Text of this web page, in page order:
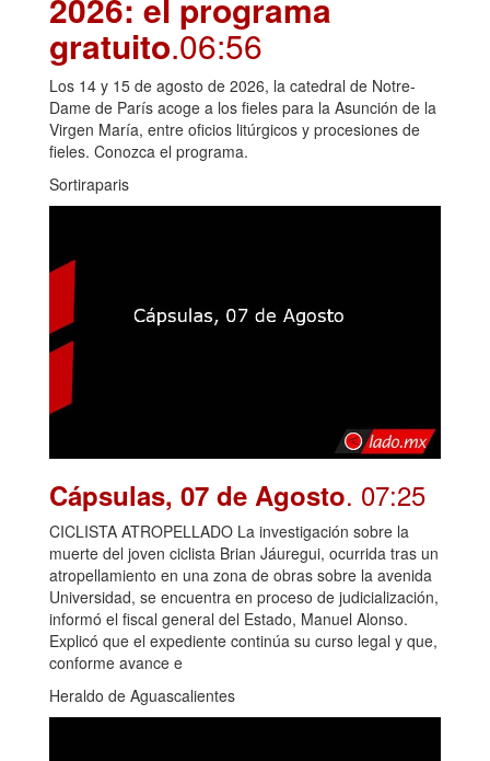
2026: el programa
gratuito.06:56
Los 14 y 15 de agosto de 2026, la catedral de Notre-
Dame de París acoge a los fieles para la Asunción de la
Virgen María, entre oficios litúrgicos y procesiones de
fieles. Conozca el programa.
Sortiraparis
Cápsulas, 07 de Agosto. 07:25
CICLISTA ATROPELLADO La investigación sobre la
muerte del joven ciclista Brian Jáuregui, ocurrida tras un
atropellamiento en una zona de obras sobre la avenida
Universidad, se encuentra en proceso de judicialización,
informó el fiscal general del Estado, Manuel Alonso.
Explicó que el expediente continúa su curso legal y que,
conforme avance e
Heraldo de Aguascalientes